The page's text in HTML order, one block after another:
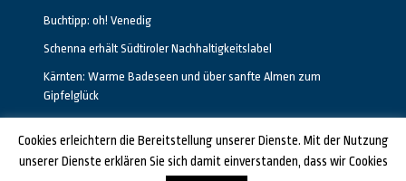
Buchtipp: oh! Venedig
Schenna erhält Südtiroler Nachhaltigkeitslabel
Kärnten: Warme Badeseen und über sanfte Almen zum
Gipfelglück
Cookies erleichtern die Bereitstellung unserer Dienste. Mit der Nutzung
unserer Dienste erklären Sie sich damit einverstanden, dass wir Cookies